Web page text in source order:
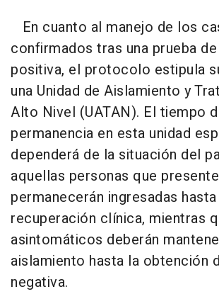
En cuanto al manejo de los
confirmados tras una prueba
positiva, el protocolo estipula
una Unidad de Aislamiento y
Alto Nivel (UATAN). El tiempo
permanencia en esta unidad
dependerá de la situación del
aquellas personas que
permanecerán ingresadas
recuperación clínica, mientras
asintomáticos deberán
aislamiento hasta la obtención
negativa.